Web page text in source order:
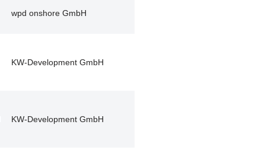
wpd onshore GmbH
KW-Development GmbH
KW-Development GmbH